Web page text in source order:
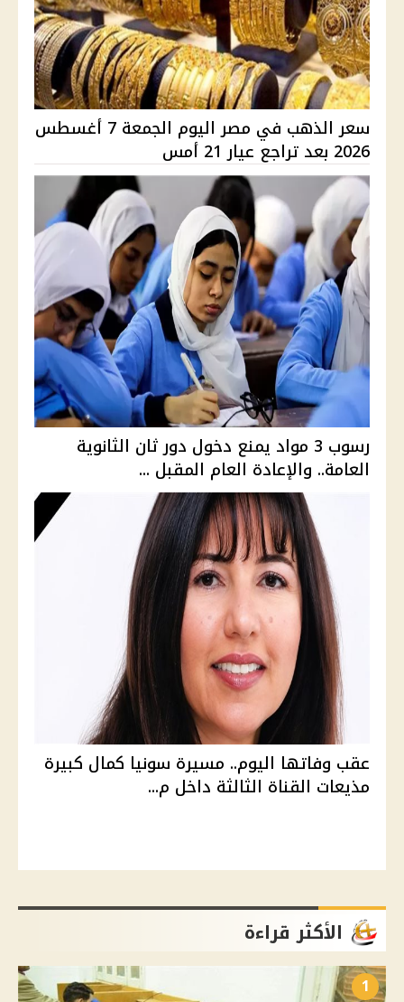
سعر الذهب في مصر اليوم الجمعة 7 أغسطس
2026 بعد تراجع عيار 21 أمس
رسوب 3 مواد يمنع دخول دور ثان الثانوية
العامة.. والإعادة العام المقبل ...
عقب وفاتها اليوم.. مسيرة سونيا كمال كبيرة
مذيعات القناة الثالثة داخل م...
الأكثر قراءة
1